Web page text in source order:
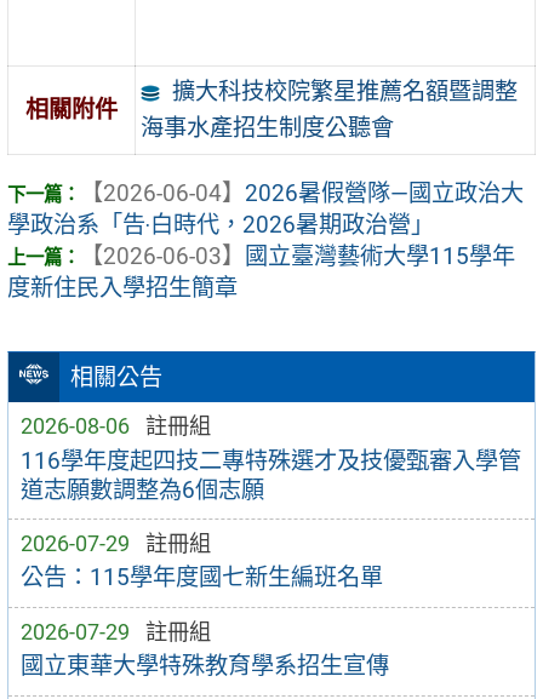
相關公告
2026-08-06 註冊組
116學年度起四技二專特殊選才及技優甄審入學管
道志願數調整為6個志願
2026-07-29 註冊組
公告：115學年度國七新生編班名單
2026-07-29 註冊組
國立東華大學特殊教育學系招生宣傳
相關附件
擴大科技校院繁星推薦名額暨調整
海事水產招生制度公聽會
【2026-06-04】 2026暑假營隊—國立政治大
學政治系「告‧白時代，2026暑期政治營」
【2026-06-03】
國立臺灣藝術大學115學年
度新住民入學招生簡章